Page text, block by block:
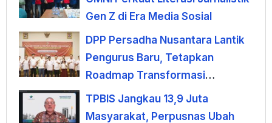
Gen Z di Era Media Sosial
DPP Persadha Nusantara Lantik
Pengurus Baru, Tetapkan
Roadmap Transformasi
Lembaga Hindu Menuju
Indonesia Emas 2045
TPBIS Jangkau 13,9 Juta
Masyarakat, Perpusnas Ubah